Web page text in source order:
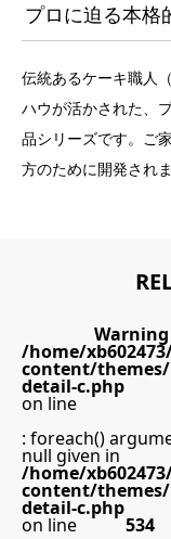
プロに迫る本格
伝統あるケーキ職人
ハウが活かされた、
品シリーズです。ご
方のために開発されま
Warning
/home/
content/themes/
detail-c.php
on line
: foreach()
null given in
/home/
content/themes/
detail-c.php
on line 534